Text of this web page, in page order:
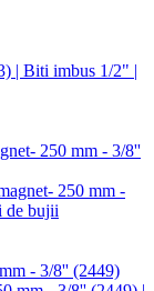
250 mm - 3/8''
- 3/8'' (2449)